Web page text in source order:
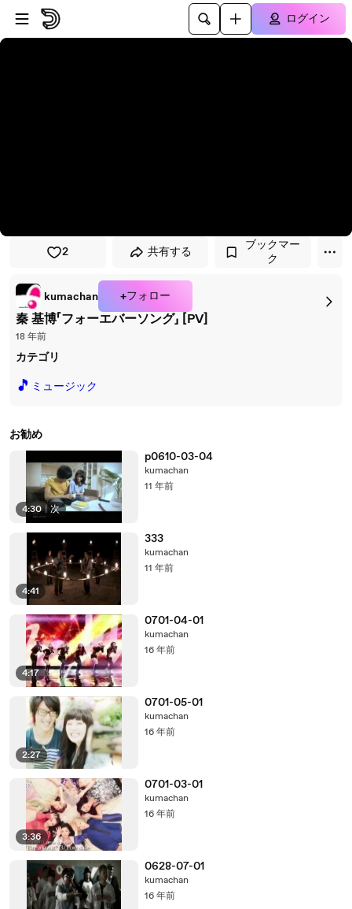
プレイヤーにスキップ
メインコンテンツにスキップ
ログイン
2 共有する
ブックマー
ク
kumachan +フォロー
秦 基博「フォーエバーソング」 [PV]
18 年前
カテゴリ
🎵 ミュージック
お勧め
4:30 | 次
p0610-03-04
kumachan
11 年前
4:41
333
kumachan
11 年前
4:17
0701-04-01
kumachan
16 年前
2:27
0701-05-01
kumachan
16 年前
3:36
0701-03-01
kumachan
16 年前
0628-07-01
kumachan
16 年前